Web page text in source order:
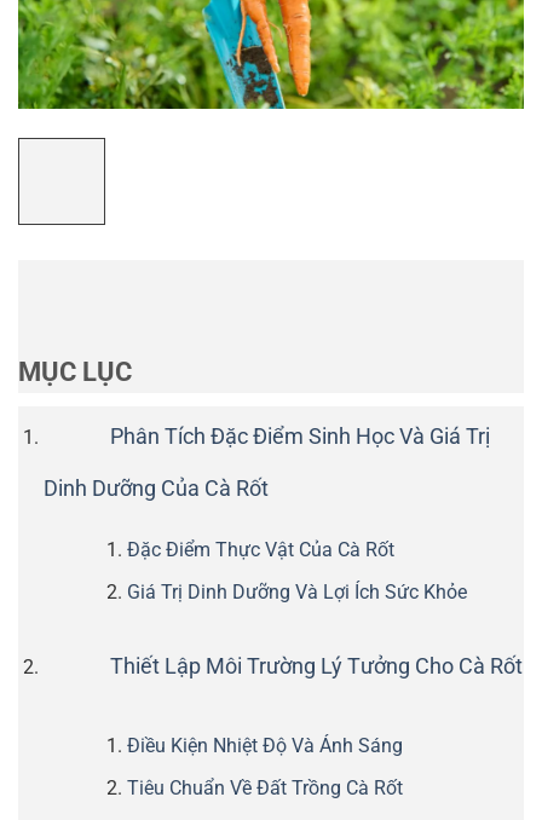
MỤC LỤC
Phân Tích Đặc Điểm Sinh Học Và Giá Trị
Dinh Dưỡng Của Cà Rốt
Đặc Điểm Thực Vật Của Cà Rốt
Giá Trị Dinh Dưỡng Và Lợi Ích Sức Khỏe
Thiết Lập Môi Trường Lý Tưởng Cho Cà Rốt
Điều Kiện Nhiệt Độ Và Ánh Sáng
Tiêu Chuẩn Về Đất Trồng Cà Rốt